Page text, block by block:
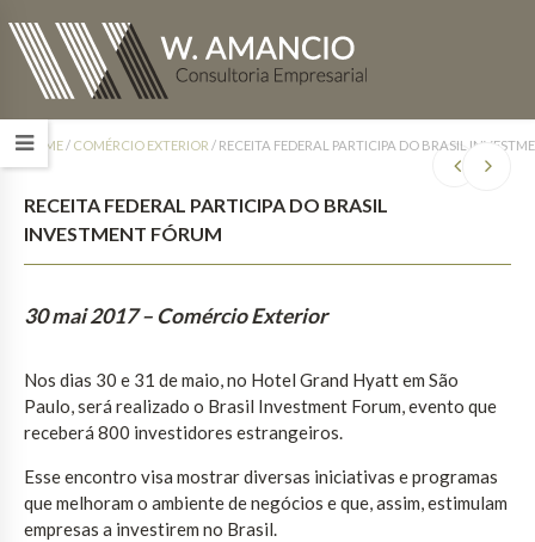
HOME/ COMÉRCIO EXTERIOR / RECEITA FEDERAL PARTICIPA DO BRASIL
RECEITA FEDERAL PARTICIPA DO BRASIL
INVESTMENT FÓRUM
30 mai 2017 – Comércio Exterior
Nos dias 30 e 31 de maio, no Hotel Grand Hyatt em São
Paulo, será realizado o Brasil Investment Forum, evento que
receberá 800 investidores estrangeiros.
Esse encontro visa mostrar diversas iniciativas e programas
que melhoram o ambiente de negócios e que, assim, estimulam
empresas a investirem no Brasil.